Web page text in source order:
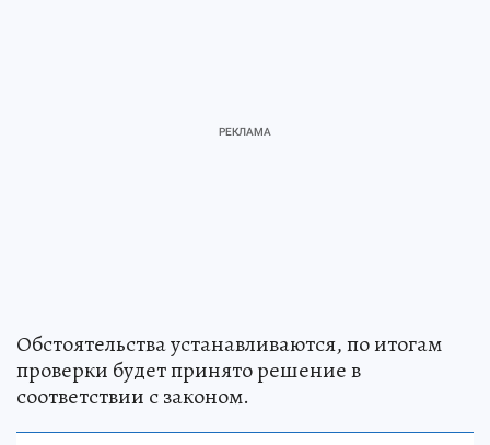
Обстоятельства устанавливаются, по итогам
проверки будет принято решение в
соответствии с законом.